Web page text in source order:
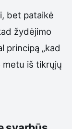
bet pataikė
žydėjimo
principą „kad
metu iš tikrųjų